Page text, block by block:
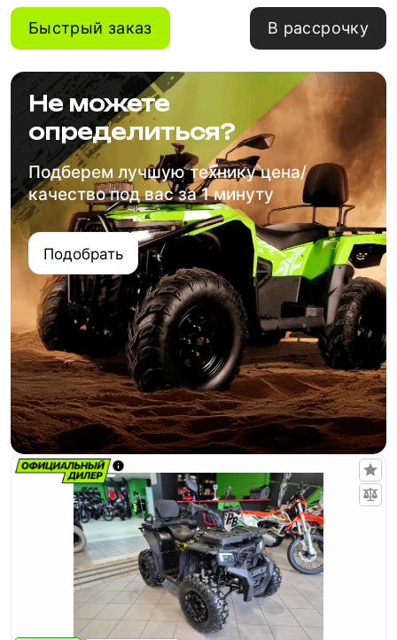
Быстрый заказ В рассрочку
Не можете
определиться?
Подберем лучшую технику цена/
качество под вас за 1 минуту
Подобрать